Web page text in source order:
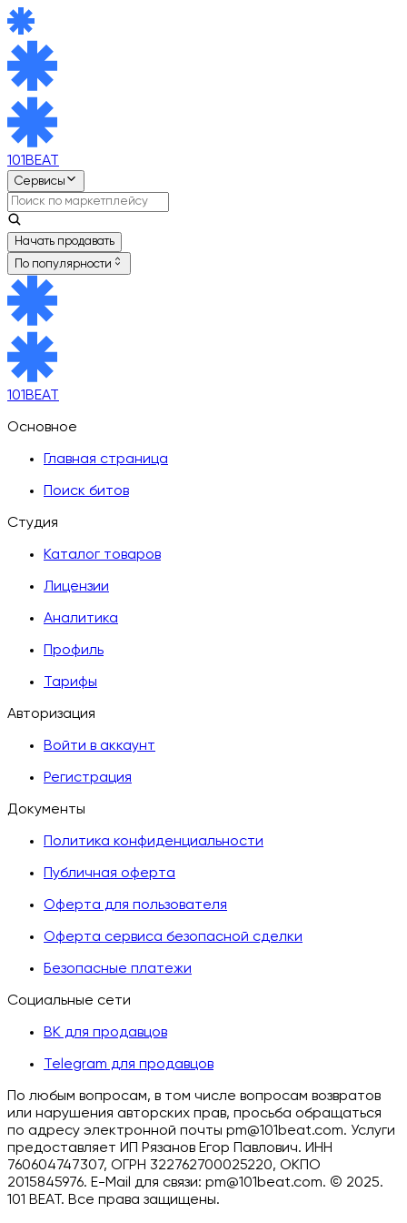
101BEAT
Сервисы
Начать продавать
По популярности
101BEAT
Основное
Главная страница
Поиск битов
Студия
Каталог товаров
Лицензии
Аналитика
Профиль
Тарифы
Авторизация
Войти в аккаунт
Регистрация
Документы
Политика конфиденциальности
Публичная оферта
Оферта для пользователя
Оферта сервиса безопасной сделки
Безопасные платежи
Социальные сети
ВК для продавцов
Telegram для продавцов
По любым вопросам, в том числе вопросам возвратов
или нарушения авторских прав, просьба обращаться
по адресу электронной почты pm@101beat.com. Услуги
предоставляет ИП Рязанов Егор Павлович. ИНН
760604747307, ОГРН 322762700025220, ОКПО
2015845976. E-Mail для связи: pm@101beat.com. © 2025.
101 BEAT. Все права защищены.